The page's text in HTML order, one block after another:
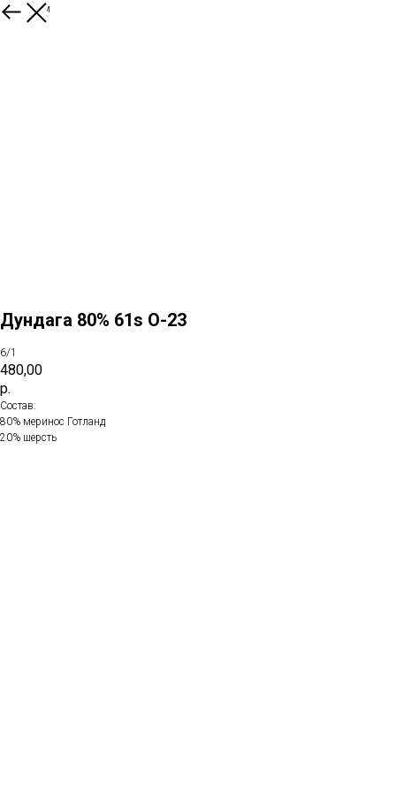
К товарам
Дундага 80% 61s O-23
6/1
480,00
р.
Состав:
80% меринос Готланд
20% шерсть